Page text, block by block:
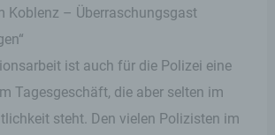
Koblenz – Überraschungsgast
ist auch für die Polizei eine
Tagesgeschäft, die aber selten im
steht. Den vielen Polizisten im